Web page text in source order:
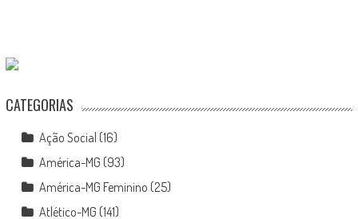
CATEGORIAS
Ação Social (16)
América-MG (93)
América-MG Feminino (25)
Atlético-MG (141)